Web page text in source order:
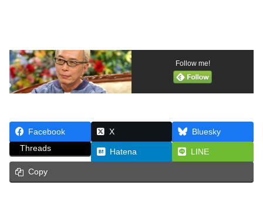
Follow me!
Facebook X
Bluesky
Threads
Hatena LINE
Copy